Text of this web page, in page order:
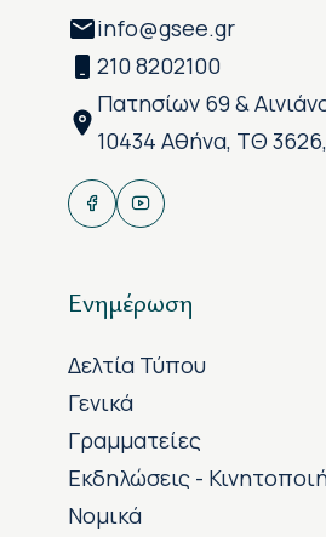
info@gsee.gr
210 8202100
Πατησίων 69 &
10434 Αθήνα, ΤΘ
Ενημέρωση
Δελτία Τύπου
Γενικά
Γραμματείες
Εκδηλώσεις -
Νομικά